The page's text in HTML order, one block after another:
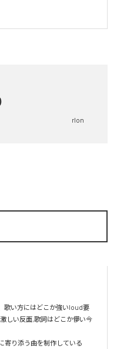
rlon
歌い方にはどこか強いloud要
しい反面,歌詞はどこか儚い今
寄り添う曲を制作している